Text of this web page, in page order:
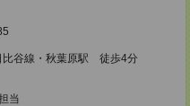
比谷線・秋葉原駅 徒歩4分
当